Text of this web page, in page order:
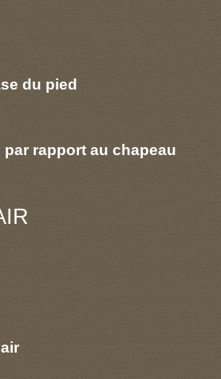
du pied
rapport au chapeau